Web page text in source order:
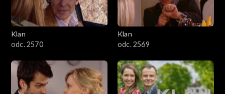
Klan
odc. 2570
Klan
odc. 2569